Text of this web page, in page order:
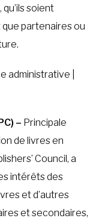
soient
partenaires ou
administrative |
– Principale
de livres en
Council, a
intérêts des
et d’autres
et secondaires,